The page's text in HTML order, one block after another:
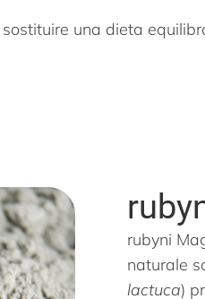
una dieta
rubyni
naturale
lactuca)